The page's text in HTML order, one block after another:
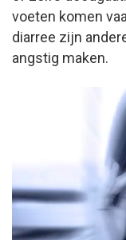
voeten komen
diarree zijn
angstig maken.